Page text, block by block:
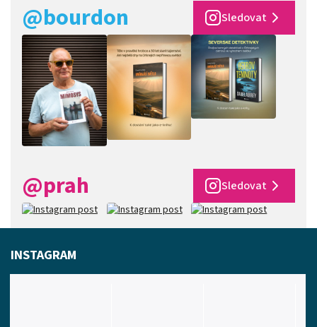
@bourdon Sledovat
@prah Sledovat
INSTAGRAM